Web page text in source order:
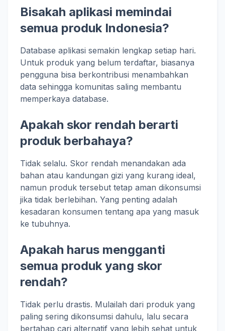
Bisakah aplikasi memindai
semua produk Indonesia?
Database aplikasi semakin lengkap setiap hari.
Untuk produk yang belum terdaftar, biasanya
pengguna bisa berkontribusi menambahkan
data sehingga komunitas saling membantu
memperkaya database.
Apakah skor rendah berarti
produk berbahaya?
Tidak selalu. Skor rendah menandakan ada
bahan atau kandungan gizi yang kurang ideal,
namun produk tersebut tetap aman dikonsumsi
jika tidak berlebihan. Yang penting adalah
kesadaran konsumen tentang apa yang masuk
ke tubuhnya.
Apakah harus mengganti
semua produk yang skor
rendah?
Tidak perlu drastis. Mulailah dari produk yang
paling sering dikonsumsi dahulu, lalu secara
bertahap cari alternatif yang lebih sehat untuk